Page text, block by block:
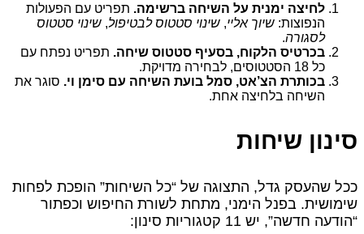
לחיצה ימנית על השיחה ברשימה. תפריט עם הפעולות
הנפוצות: שיוך אליי, שינוי סטטוס לבטיפול, שינוי סטטוס
לסגורה.
בכרטיס הלקוח, בסעיף סטטוס שיחה. תפריט נפתח עם
כל 18 הסטטוסים, לבחירה מדויקת.
בכותרת הצ’אט, סמל בועת השיחה עם סימן וי. סוגר את
השיחה בלחיצה אחת.
סינון שיחות
ככל שהעסק גדל, התצוגה של “כל השיחות” הופכת לפחות
שימושית. בפנל הימני, מתחת לשורת החיפוש וכפתור
“הודעה חדשה”, יש 11 קטגוריות סינון: